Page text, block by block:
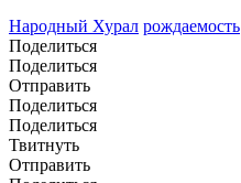
Народный Хурал рождаемость
Поделиться
Поделиться
Отправить
Поделиться
Поделиться
Твитнуть
Отправить